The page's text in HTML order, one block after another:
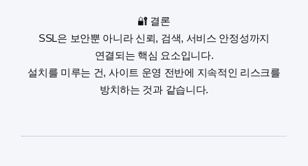
🔐 결론
SSL은 보안뿐 아니라 신뢰, 검색, 서비스 안정성까지
연결되는 핵심 요소입니다.
설치를 미루는 건, 사이트 운영 전반에 지속적인 리스크를
방치하는 것과 같습니다.